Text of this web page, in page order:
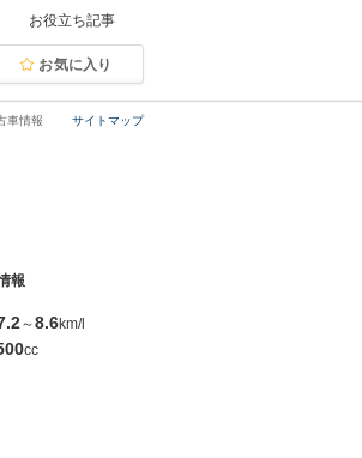
お役立ち記事
お気に入り
サイトマップ
車情報
報
～8.6km/l
cc